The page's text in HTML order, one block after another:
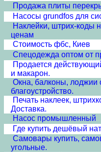
Продажа плиты
Насосы grundfos для
Наклейки, штрих-коды
ценам
Стоимость фбс, Киев
Спецодежда оптом от
Продается
и макарон.
Окна, балконы, лоджии
благоустройство.
Печать наклеек,
Доставка.
Насос промышленный
Где купить дешёвый
Самовары купить,
угольные.